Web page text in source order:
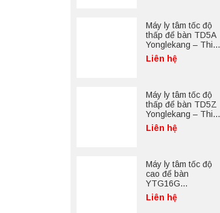
Máy ly tâm tốc độ
thấp để bàn TD5A
Yonglekang – Thiết
bị ly tâm phòng thí
nghiệm
Liên hệ
Máy ly tâm tốc độ
thấp để bàn TD5Z
Yonglekang – Thiết
bị ly tâm phòng thí
nghiệm
Liên hệ
Máy ly tâm tốc độ
cao để bàn
YTG16G
Yonglekang – Thiết
bị ly tâm phòng thí
Liên hệ